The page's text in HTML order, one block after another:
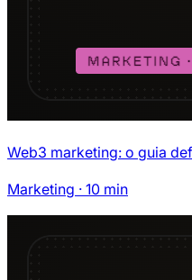
Web3 marketing: o guia
Marketing · 10 min